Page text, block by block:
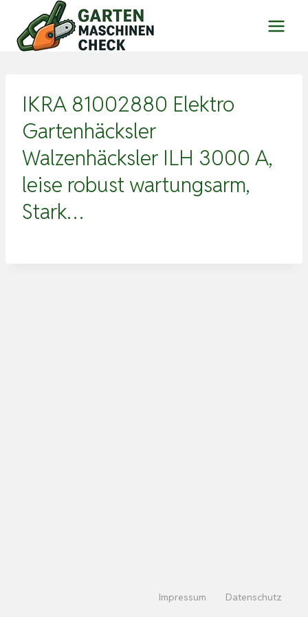
Inhalt
springen
IKRA 81002880 Elektro
Gartenhäcksler
Walzenhäcksler ILH 3000 A,
leise robust wartungsarm,
Stark…
Impressum Datenschutz